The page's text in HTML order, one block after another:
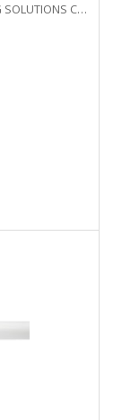
CURRENT LIGHTING SOLUTIONS CAN